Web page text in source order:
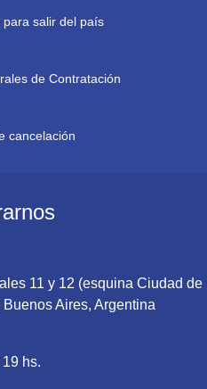
para salir del país
de Contratación
cancelación
11 y 12 (esquina Ciudad de
Aires, Argentina
hs.